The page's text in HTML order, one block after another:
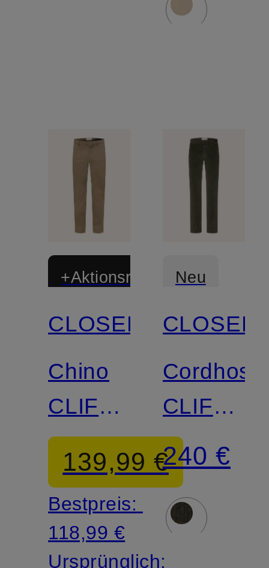
+Aktionsrabatt
Zertifiziert
CLOSED
Chino
CLIFTON
Slim Fit
139,99 €
Bestpreis:
118,99 €
Ursprünglich:
Neu
Zertifiziert
CLOSED
Cordhose
CLIFTON
Slim FIt
240 €